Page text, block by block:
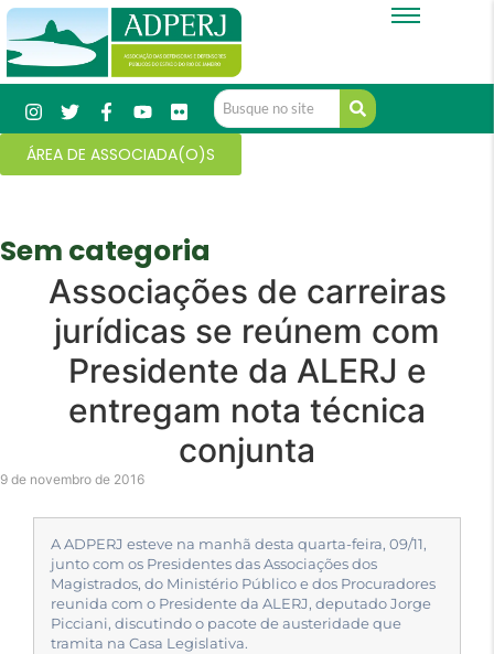
ÁREA DE ASSOCIADA(O)S
Sem categoria
Associações de carreiras
jurídicas se reúnem com
Presidente da ALERJ e
entregam nota técnica
conjunta
9 de novembro de 2016
A ADPERJ esteve na manhã desta quarta-feira, 09/11,
junto com os Presidentes das Associações dos
Magistrados, do Ministério Público e dos Procuradores
reunida com o Presidente da ALERJ, deputado Jorge
Picciani, discutindo o pacote de austeridade que
tramita na Casa Legislativa.